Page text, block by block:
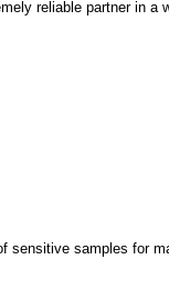
reliable partner in
sensitive samples for